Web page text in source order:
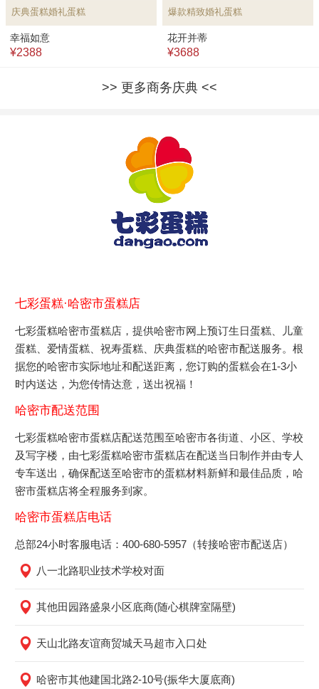
庆典蛋糕婚礼蛋糕
幸福如意
¥2388
爆款精致婚礼蛋糕
花开并蒂
¥3688
更多商务庆典
七彩蛋糕·哈密市蛋糕店
七彩蛋糕哈密市蛋糕店，提供哈密市网上预订生日蛋糕、儿童
蛋糕、爱情蛋糕、祝寿蛋糕、庆典蛋糕的哈密市配送服务。根
据您的哈密市实际地址和配送距离，您订购的蛋糕会在1-3小
时内送达，为您传情达意，送出祝福！
哈密市配送范围
七彩蛋糕哈密市蛋糕店配送范围至哈密市各街道、小区、学校
及写字楼，由七彩蛋糕哈密市蛋糕店在配送当日制作并由专人
专车送出，确保配送至哈密市的蛋糕材料新鲜和最佳品质，哈
密市蛋糕店将全程服务到家。
哈密市蛋糕店电话
总部24小时客服电话：400-680-5957（转接哈密市配送店）
八一北路职业技术学校对面
其他田园路盛泉小区底商(随心棋牌室隔壁)
天山北路友谊商贸城天马超市入口处
哈密市其他建国北路2-10号(振华大厦底商)